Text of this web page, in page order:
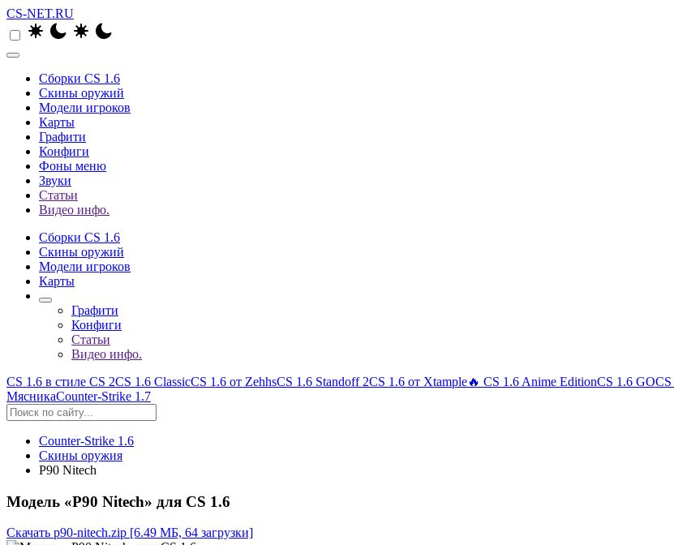
CS-NET.RU
Сборки CS 1.6
Скины оружий
Модели игроков
Карты
Графити
Конфиги
Фоны меню
Звуки
Статьи
Видео инфо.
Сборки CS 1.6
Скины оружий
Модели игроков
Карты
Графити
Конфиги
Статьи
Видео инфо.
CS 1.6 в стиле CS 2CS 1.6 ClassicCS 1.6 от ZehhsCS 1.6 Standoff 2CS 1.6 от Xtample🔥 CS 1.6 Anime EditionCS 1.6 GOCS
МясникаCounter-Strike 1.7
Counter-Strike 1.6
Скины оружия
P90 Nitech
Модель «P90 Nitech» для CS 1.6
Скачать p90-nitech.zip [6.49 МБ, 64 загрузки]